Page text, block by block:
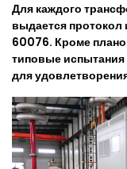
Для каждого
выдается протокол
60076. Кроме
типовые
для